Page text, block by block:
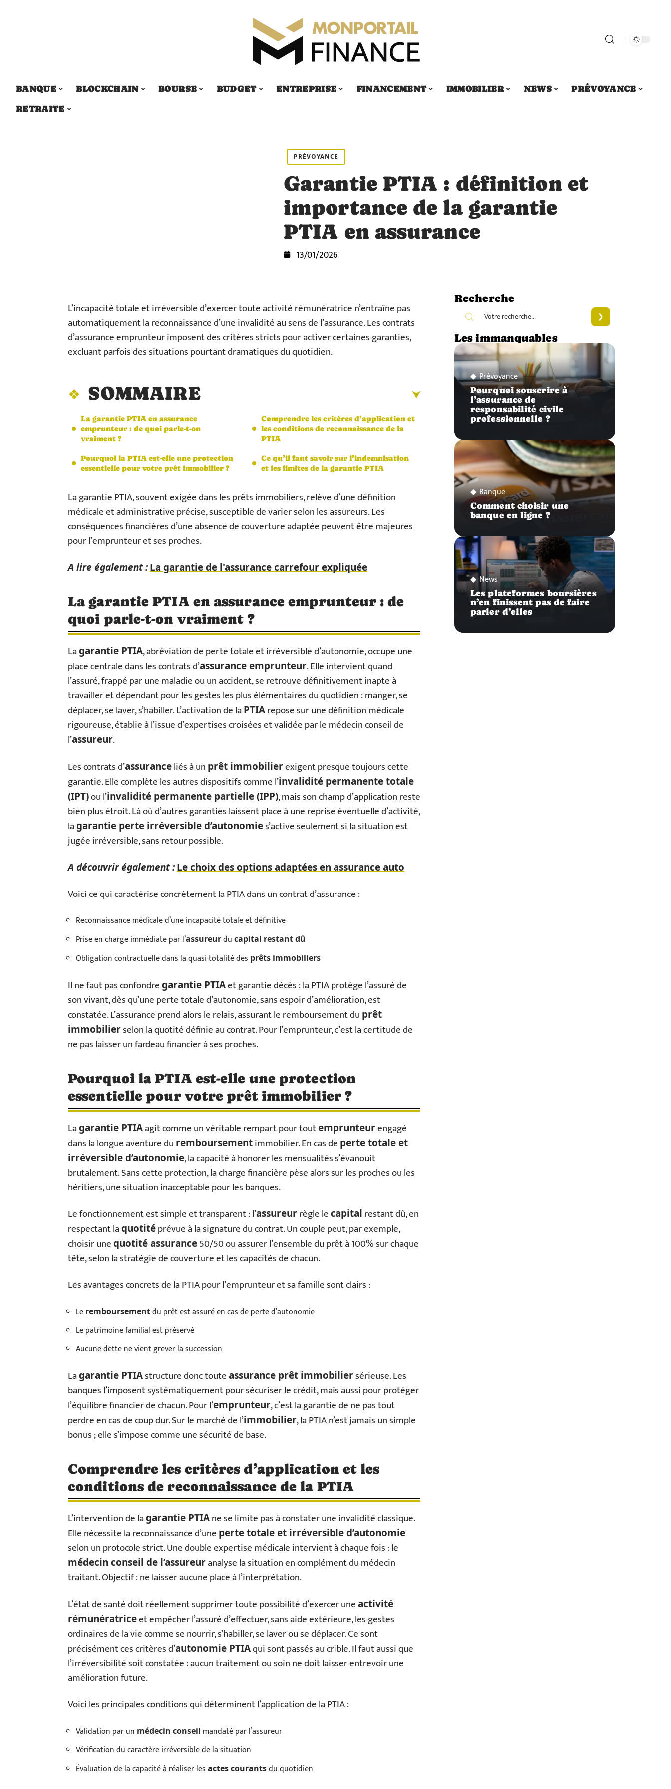
BANQUE BLOCKCHAIN BOURSE BUDGET ENTREPRISE FINANCEMENT IMMOBILIER NEWS
PRÉVOYANCE
RETRAITE
PRÉVOYANCE
Garantie PTIA : définition et
importance de la garantie
PTIA en assurance
13/01/2026
L’incapacité totale et irréversible d’exercer toute activité rémunératrice n’entraîne pas
automatiquement la reconnaissance d’une invalidité au sens de l’assurance. Les contrats
d’assurance emprunteur imposent des critères stricts pour activer certaines garanties,
excluant parfois des situations pourtant dramatiques du quotidien.
SOMMAIRE
La garantie PTIA en assurance
emprunteur : de quoi parle-t-on
vraiment ?
Pourquoi la PTIA est-elle une protection
essentielle pour votre prêt immobilier ?
Comprendre les critères d’application et
les conditions de reconnaissance de la
PTIA
Ce qu’il faut savoir sur l’indemnisation
et les limites de la garantie PTIA
La garantie PTIA, souvent exigée dans les prêts immobiliers, relève d’une définition
médicale et administrative précise, susceptible de varier selon les assureurs. Les
conséquences financières d’une absence de couverture adaptée peuvent être majeures
pour l’emprunteur et ses proches.
A lire également :La garantie de l'assurance carrefour expliquée
La garantie PTIA en assurance emprunteur : de
quoi parle-t-on vraiment ?
Lagarantie PTIA, abréviation de perte totale et irréversible d’autonomie, occupe une
place centrale dans les contrats d’assurance emprunteur. Elle intervient quand
l’assuré, frappé par une maladie ou un accident, se retrouve définitivement inapte à
travailler et dépendant pour les gestes les plus élémentaires du quotidien : manger, se
déplacer, se laver, s’habiller. L’activation de laPTIArepose sur une définition médicale
rigoureuse, établie à l’issue d’expertises croisées et validée par le médecin conseil de
l’assureur.
Les contrats d’assuranceliés à un prêt immobilierexigent presque toujours cette
garantie. Elle complète les autres dispositifs comme l’invalidité permanente totale
(IPT)ou l’invalidité permanente partielle (IPP), mais son champ d’application reste
bien plus étroit. Là où d’autres garanties laissent place à une reprise éventuelle d’activité,
lagarantie perte irréversible d’autonomies’active seulement si la situation est
jugée irréversible, sans retour possible.
A découvrir également :Le choix des options adaptées en assurance auto
Voici ce qui caractérise concrètement la PTIA dans un contrat d’assurance :
Reconnaissance médicale d’une incapacité totale et définitive
Prise en charge immédiate par l’assureurdu capital restant dû
Obligation contractuelle dans la quasi-totalité des prêts immobiliers
Il ne faut pas confondregarantie PTIAet garantie décès : la PTIA protège l’assuré de
son vivant, dès qu’une perte totale d’autonomie, sans espoir d’amélioration, est
constatée. L’assurance prend alors le relais, assurant le remboursement du prêt
immobilierselon la quotité définie au contrat. Pour l’emprunteur, c’est la certitude de
ne pas laisser un fardeau financier à ses proches.
Pourquoi la PTIA est-elle une protection
essentielle pour votre prêt immobilier ?
Lagarantie PTIAagit comme un véritable rempart pour toutemprunteurengagé
dans la longue aventure du remboursementimmobilier. En cas de perte totale et
irréversible d’autonomie, la capacité à honorer les mensualités s’évanouit
brutalement. Sans cette protection, la charge financière pèse alors sur les proches ou les
héritiers, une situation inacceptable pour les banques.
Le fonctionnement est simple et transparent : l’assureurrègle lecapital restant dû, en
respectant laquotitéprévue à la signature du contrat. Un couple peut, par exemple,
choisir unequotité assurance50/50 ou assurer l’ensemble du prêt à 100% sur chaque
tête, selon la stratégie de couverture et les capacités de chacun.
Les avantages concrets de la PTIA pour l’emprunteur et sa famille sont clairs :
Le remboursementdu prêt est assuré en cas de perte d’autonomie
Le patrimoine familial est préservé
Aucune dette ne vient grever la succession
Lagarantie PTIAstructure donc touteassurance prêt immobiliersérieuse. Les
banques l’imposent systématiquement pour sécuriser le crédit, mais aussi pour protéger
l’équilibre financier de chacun. Pour l’emprunteur, c’est la garantie de ne pas tout
perdre en cas de coup dur. Sur le marché de l’immobilier, la PTIA n’est jamais un simple
bonus ; elle s’impose comme une sécurité de base.
Comprendre les critères d’application et les
conditions de reconnaissance de la PTIA
L’intervention de lagarantie PTIAne se limite pas à constater une invalidité classique.
Elle nécessite la reconnaissance d’une perte totale et irréversible d’autonomie
selon un protocole strict. Une double expertise médicale intervient à chaque fois : le
médecin conseil de l’assureuranalyse la situation en complément du médecin
traitant. Objectif : ne laisser aucune place à l’interprétation.
L’état de santé doit réellement supprimer toute possibilité d’exercer uneactivité
rémunératriceet empêcher l’assuré d’effectuer, sans aide extérieure, les gestes
ordinaires de la vie comme se nourrir, s’habiller, se laver ou se déplacer. Ce sont
précisément ces critères d’autonomie PTIAqui sont passés au crible. Il faut aussi que
l’irréversibilité soit constatée : aucun traitement ou soin ne doit laisser entrevoir une
amélioration future.
Voici les principales conditions qui déterminent l’application de la PTIA :
Validation par un médecin conseil mandaté par l’assureur
Vérification du caractère irréversible de la situation
Évaluation de la capacité à réaliser les actes courantsdu quotidien
Recherche
Les immanquables
Prévoyance
Pourquoi souscrire à
l’assurance de
responsabilité civile
professionnelle ?
Banque
Comment choisir une
banque en ligne ?
News
Les plateformes boursières
n’en finissent pas de faire
parler d’elles